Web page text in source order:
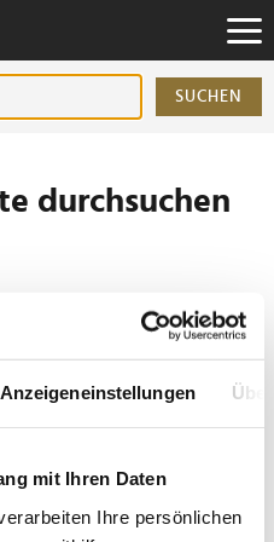
Anzeigeneinstellungen
mit Ihren Daten
Ihre persönlichen
SUCHEN
durchsuchen
zwischen
Nachname".
Foodwatch sucht
des Jahres